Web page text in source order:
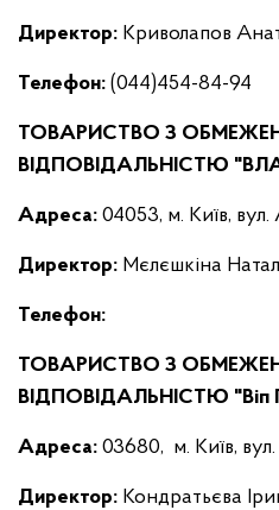
Директор: Криволапов
Телефон: (044)454-84-94
ТОВАРИСТВО З
ВІДПОВІДАЛЬНІСТЮ
Адреса: 04053, м. Київ, вул.
Директор: Мєлєшкіна
Телефон:
ТОВАРИСТВО З
ВІДПОВІДАЛЬНІСТЮ "Віп
Адреса: 03680, м. Київ,
Директор: Кондратьєва